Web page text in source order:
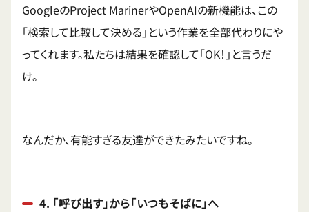
GoogleのProject MarinerやOpenAIの新機能は、この
「検索して比較して決める」という作業を全部代わりにや
ってくれます。私たちは結果を確認して「OK！」と言うだ
け。
なんだか、有能すぎる友達ができたみたいですね。
4. 「呼び出す」から「いつもそばに」へ